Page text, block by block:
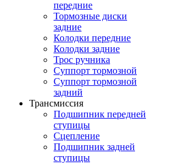
передние
Тормозные диски
задние
Колодки передние
Колодки задние
Трос ручника
Суппорт тормозной
Суппорт тормозной
задний
Трансмиссия
Подшипник передней
ступицы
Сцепление
Подшипник задней
ступицы